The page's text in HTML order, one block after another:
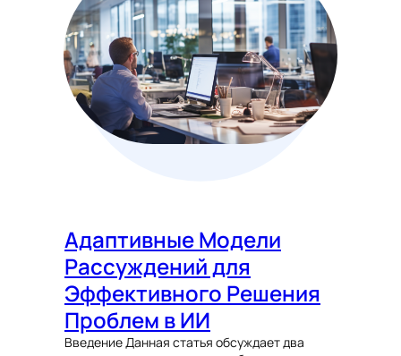
Адаптивные Модели
Рассуждений для
Эффективного Решения
Проблем в ИИ
Введение Данная статья обсуждает два